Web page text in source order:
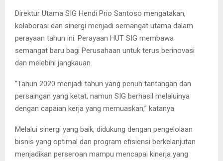
Direktur Utama SIG Hendi Prio Santoso mengatakan,
kolaborasi dan sinergi menjadi semangat utama dalam
perayaan tahun ini. Perayaan HUT SIG membawa
semangat baru bagi Perusahaan untuk terus berinovasi
dan melebihi jangkauan.
“Tahun 2020 menjadi tahun yang penuh tantangan dan
persaingan yang ketat, namun SIG berhasil melaluinya
dengan capaian kerja yang memuaskan,” katanya.
Melalui sinergi yang baik, didukung dengan pengelolaan
bisnis yang optimal dan program efisiensi berkelanjutan
menjadikan perseroan mampu mencapai kinerja yang